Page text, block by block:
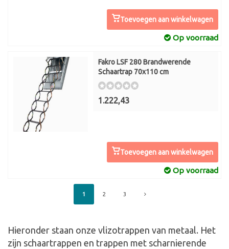
Toevoegen aan winkelwagen
Op voorraad
Fakro LSF 280 Brandwerende
Schaartrap 70x110 cm
1.222,43
Toevoegen aan winkelwagen
Op voorraad
1 2 3
Hieronder staan onze vlizotrappen van metaal. Het
zijn schaartrappen en trappen met scharnierende